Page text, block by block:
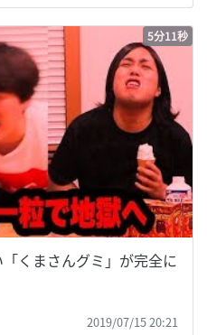
5分11秒
くまさんグミ」が完全に
2019/07/15 20:21